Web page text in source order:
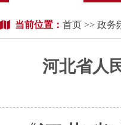
当前位置： 首页 >> 政务
河北省人